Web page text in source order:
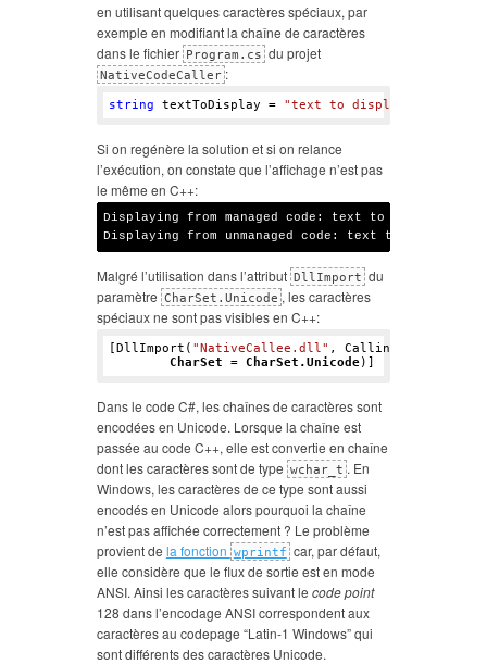
en utilisant quelques caractères spéciaux, par
exemple en modifiant la chaîne de caractères
dans le fichier Program.cs du projet
NativeCodeCaller :
string textToDisplay = "text to display
Si on regénère la solution et si on relance
l’exécution, on constate que l’affichage n’est pas
le même en C++:
Displaying from managed code: text to display éèà
Displaying from unmanaged code: text to display
Malgré l’utilisation dans l’attribut DllImport du
paramètre CharSet.Unicode , les caractères
spéciaux ne sont pas visibles en C++:
[DllImport( "NativeCallee.dll" , CallingConvention
CharSet = CharSet.Unicode
Dans le code C#, les chaînes de caractères sont
encodées en Unicode. Lorsque la chaîne est
passée au code C++, elle est convertie en chaîne
dont les caractères sont de type wchar_t . En
Windows, les caractères de ce type sont aussi
encodés en Unicode alors pourquoi la chaîne
n’est pas affichée correctement ? Le problème
provient de la fonction wprintf car, par défaut,
elle considère que le flux de sortie est en mode
ANSI. Ainsi les caractères suivant le code point
128 dans l’encodage ANSI correspondent aux
caractères au codepage “Latin-1 Windows” qui
sont différents des caractères Unicode.